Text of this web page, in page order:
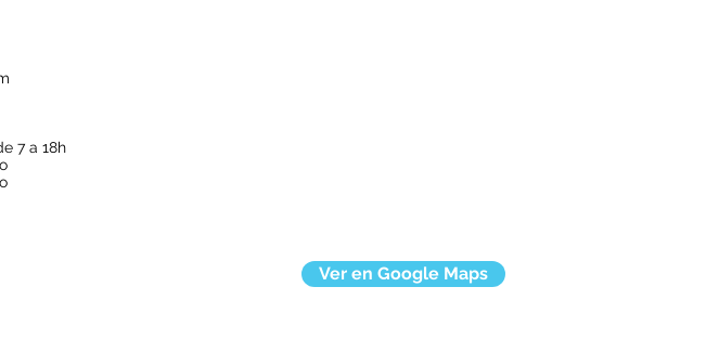
7 a 18h
Ver en Google Maps